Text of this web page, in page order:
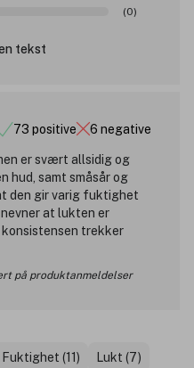
(0)
tekst
73 positive 6 negative
er svært allsidig og
hud, samt småsår og
den gir varig fuktighet
at lukten er
trekker
på produktanmeldelser
Fuktighet (11) Lukt (7)